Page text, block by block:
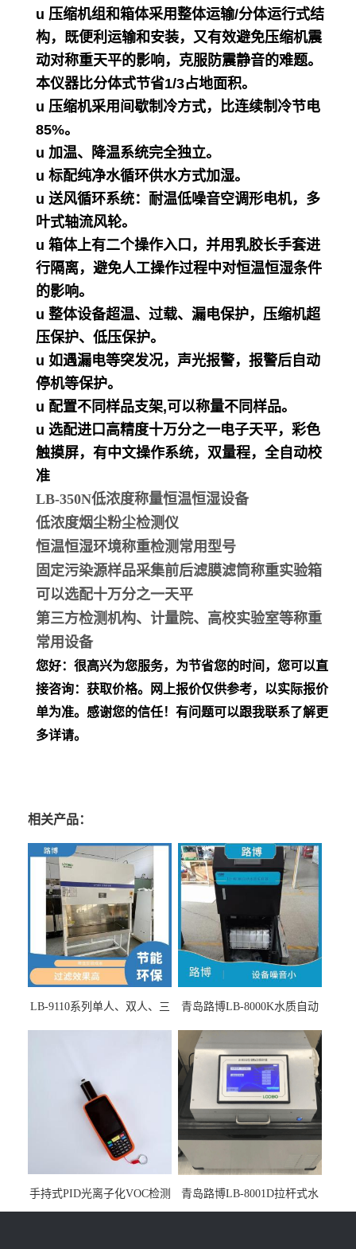
u 压缩机组和箱体采用整体运输/分体运行式结
构，既便利运输和安装，又有效避免压缩机震
动对称重天平的影响，克服防震静音的难题。
本仪器比分体式节省1/3占地面积。
u 压缩机采用间歇制冷方式，比连续制冷节电
85%。
u 加温、降温系统完全独立。
u 标配纯净水循环供水方式加湿。
u 送风循环系统：耐温低噪音空调形电机，多
叶式轴流风轮。
u 箱体上有二个操作入口，并用乳胶长手套进
行隔离，避免人工操作过程中对恒温恒湿条件
的影响。
u 整体设备超温、过载、漏电保护，压缩机超
压保护、低压保护。
u 如遇漏电等突发况，声光报警，报警后自动
停机等保护。
u 配置不同样品支架,可以称量不同样品。
u 选配进口高精度十万分之一电子天平，彩色
触摸屏，有中文操作系统，双量程，全自动校
准
LB-350N低浓度称量恒温恒湿设备
低浓度烟尘粉尘检测仪
恒温恒湿环境称重检测常用型号
固定污染源样品采集前后滤膜滤筒称重实验箱
可以选配十万分之一天平
第三方检测机构、计量院、高校实验室等称重
常用设备
您好：很高兴为您服务，为节省您的时间，您可以直
接咨询：获取价格。网上报价仅供参考，以实际报价
单为准。感谢您的信任！有问题可以跟我联系了解更
多详请。
相关产品：
LB-9110系列单人、双人、三
青岛路博LB-8000K水质自动
手持式PID光离子化VOC检测
仪（挥发性有机物设备）
青岛路博LB-8001D拉杆式水
质采样器